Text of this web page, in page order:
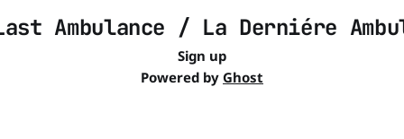
Ambulance / La Derniére
Sign up
Powered by Ghost